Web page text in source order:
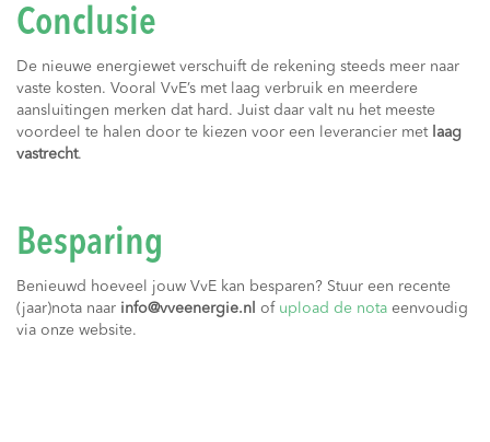
Conclusie
De nieuwe energiewet verschuift de rekening steeds meer naar
vaste kosten. Vooral VvE’s met laag verbruik en meerdere
aansluitingen merken dat hard. Juist daar valt nu het meeste
voordeel te halen door te kiezen voor een leverancier met laag
vastrecht.
Besparing
Benieuwd hoeveel jouw VvE kan besparen? Stuur een recente
(jaar)nota naar info@vveenergie.nl of upload de nota eenvoudig
via onze website.